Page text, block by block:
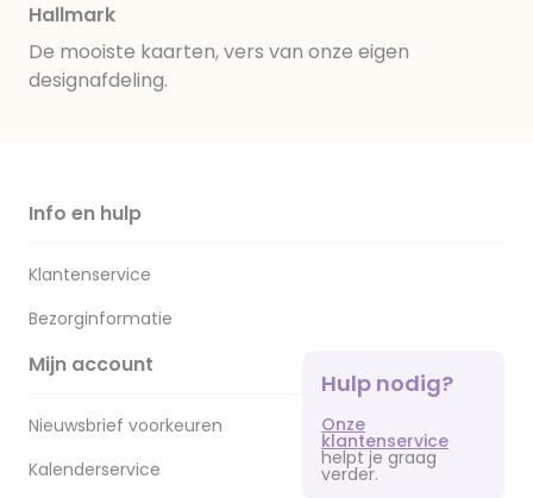
Hallmark
De mooiste kaarten, vers van onze eigen
designafdeling.
Info en hulp
Klantenservice
Bezorginformatie
Mijn account
Nieuwsbrief voorkeuren
Kalenderservice
Hulp nodig?
Onze
klantenservice
helpt je graag
verder.